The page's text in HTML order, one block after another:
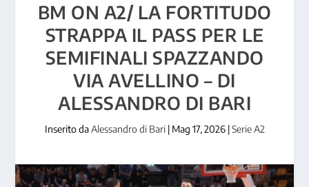
BM ON A2/ LA FORTITUDO
STRAPPA IL PASS PER LE
SEMIFINALI SPAZZANDO
VIA AVELLINO – DI
ALESSANDRO DI BARI
Inserito daAlessandro di Bari| Mag 17, 2026|Serie A2